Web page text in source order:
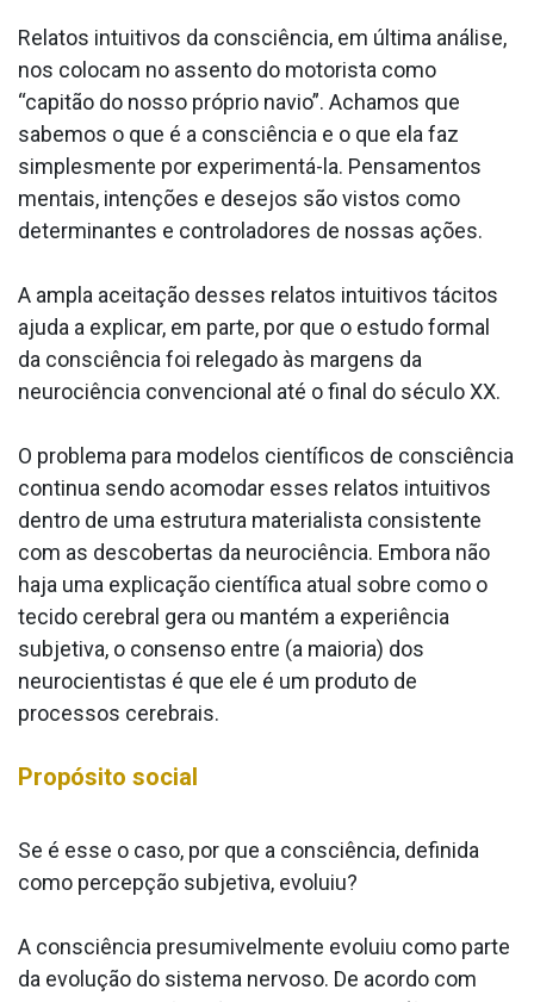
Relatos intuitivos da consciência, em última análise,
nos colocam no assento do motorista como
“capitão do nosso próprio navio”. Achamos que
sabemos o que é a consciência e o que ela faz
simplesmente por experimentá-la. Pensamentos
mentais, intenções e desejos são vistos como
determinantes e controladores de nossas ações.
A ampla aceitação desses relatos intuitivos tácitos
ajuda a explicar, em parte, por que o estudo formal
da consciência foi relegado às margens da
neurociência convencional até o final do século XX.
O problema para modelos científicos de consciência
continua sendo acomodar esses relatos intuitivos
dentro de uma estrutura materialista consistente
com as descobertas da neurociência. Embora não
haja uma explicação científica atual sobre como o
tecido cerebral gera ou mantém a experiência
subjetiva, o consenso entre (a maioria) dos
neurocientistas é que ele é um produto de
processos cerebrais.
Propósito social
Se é esse o caso, por que a consciência, definida
como percepção subjetiva, evoluiu?
A consciência presumivelmente evoluiu como parte
da evolução do sistema nervoso. De acordo com